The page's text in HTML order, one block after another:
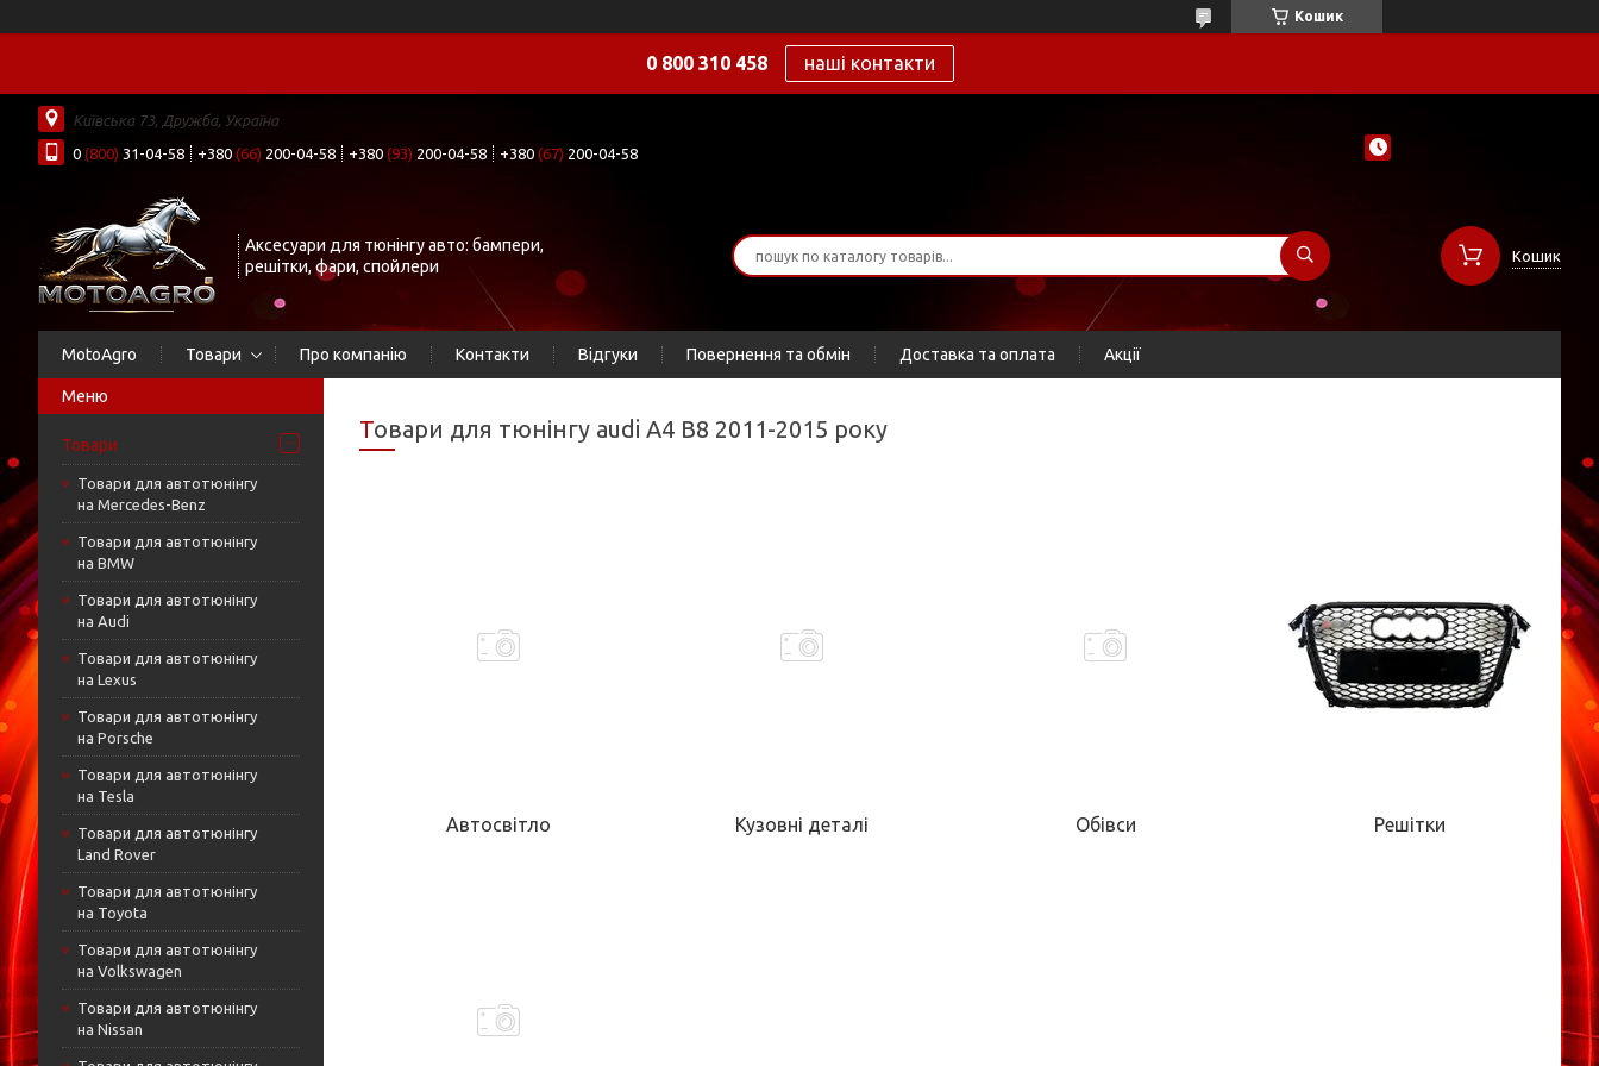
Кошик
0 800 310 458 наші контакти
Київська 73, Дружба, Україна
0 (800) 31-04-58 +380 (66) 200-04-58 +380 (93) 200-04-58 +380 (67) 200-04-58
Аксесуари для тюнінгу авто: бампери,
решітки, фари, спойлери
Кошик
MotoAgro Товари Про компанію Контакти Відгуки Повернення та обмін Доставка та оплата Акції
Товари
Товари для автотюнінгу
на Mercedes-Benz
Товари для автотюнінгу
на BMW
Товари для автотюнінгу
на Audi
Товари для автотюнінгу
на Lexus
Товари для автотюнінгу
на Porsche
Товари для автотюнінгу
на Tesla
Товари для автотюнінгу
Land Rover
Товари для автотюнінгу
на Toyota
Товари для автотюнінгу
на Volkswagen
Товари для автотюнінгу
на Nissan
Товари для тюнінгу audi A4 B8 2011-2015 року
Автосвітло Кузовні деталі Обівси Решітки